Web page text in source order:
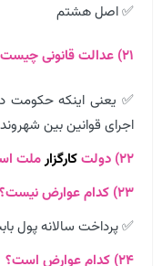
✅ اصل هشتم
۲۱) عدالت قانونی چیست؟
✅ یعنی اینکه حکومت
اجرای قوانین بین
۲۲) دولت
کارگزارملت
۲۳) کدام عوارض نیست؟
✅ پرداخت سالانه
۲۴) کدام عوارض است؟